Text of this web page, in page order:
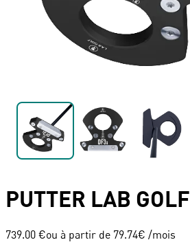
PUTTER LAB GOLF
739.00 €ou à partir de 79.74€ /mois